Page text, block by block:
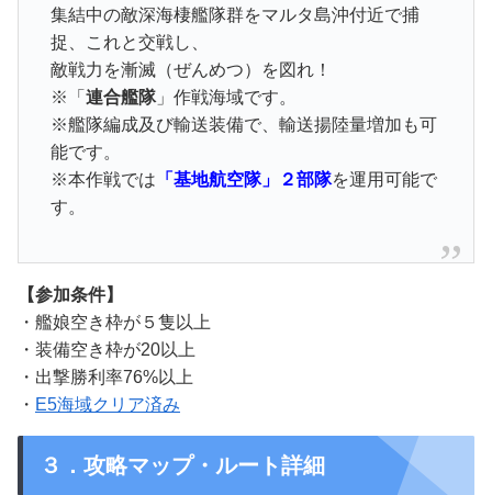
集結中の敵深海棲艦隊群をマルタ島沖付近で捕
捉、これと交戦し、
敵戦力を漸滅（ぜんめつ）を図れ！
※「 連合艦隊」作戦海域です。
※艦隊編成及び輸送装備で、輸送揚陸量増加も可
能です。
※本作戦では 「基地航空隊」２部隊を運用可能で
す。
【参加条件】
・艦娘空き枠が５隻以上
・装備空き枠が20以上
・出撃勝利率76%以上
・ E5海域クリア済み
３．攻略マップ・ルート詳細